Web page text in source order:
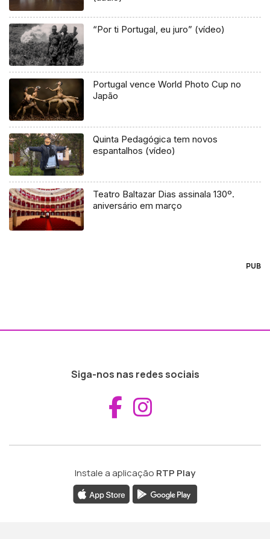
“Por ti Portugal, eu juro” (vídeo)
Portugal vence World Photo Cup no
Japão
Quinta Pedagógica tem novos
espantalhos (vídeo)
Teatro Baltazar Dias assinala 130º.
aniversário em março
PUB
Siga-nos nas redes sociais
Aceder ao
Instale a aplicação RTP Play